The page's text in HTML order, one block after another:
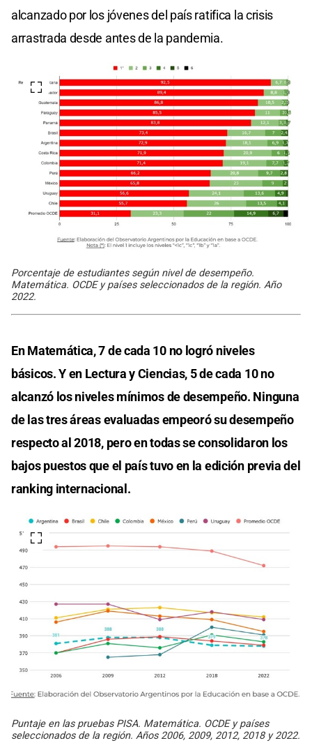
alcanzado por los jóvenes del país ratifica la crisis
arrastrada desde antes de la pandemia.
Porcentaje de estudiantes según nivel de desempeño.
Matemática. OCDE y países seleccionados de la región. Año
2022.
En Matemática, 7 de cada 10 no logró niveles
básicos. Y en Lectura y Ciencias, 5 de cada 10 no
alcanzó los niveles mínimos de desempeño. Ninguna
de las tres áreas evaluadas empeoró su desempeño
respecto al 2018, pero en todas se consolidaron los
bajos puestos que el país tuvo en la edición previa del
ranking internacional.
Puntaje en las pruebas PISA. Matemática. OCDE y países
seleccionados de la región. Años 2006, 2009, 2012, 2018 y 2022.